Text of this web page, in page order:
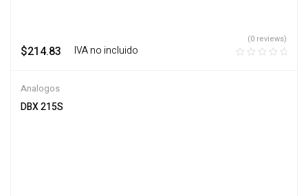
$214.83 ‎ ‎ ‎ IVA no incluido
(0 reviews)
Analogos
DBX 215S